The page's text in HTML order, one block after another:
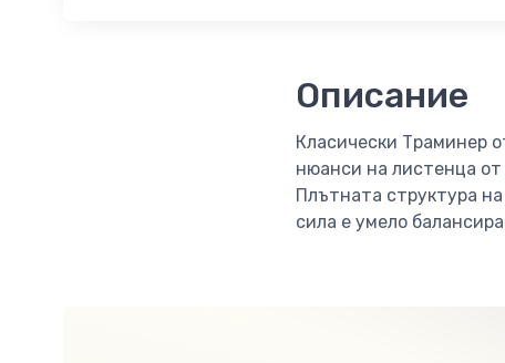
Описание
Класически Траминер
нюанси на листенца
Плътната структура
сила е умело